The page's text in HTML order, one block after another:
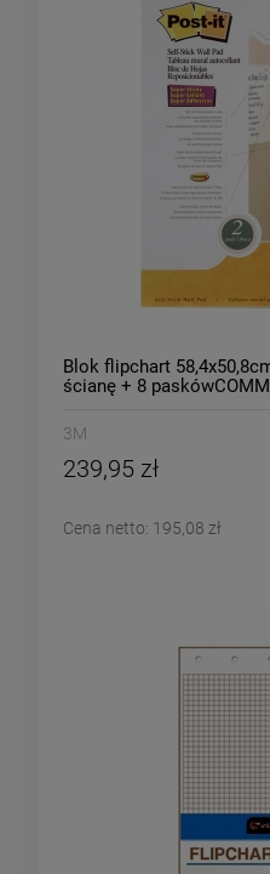
Blok flipchart
ścianę + 8
3M
239,95 zł
Cena netto: 195,08 zł